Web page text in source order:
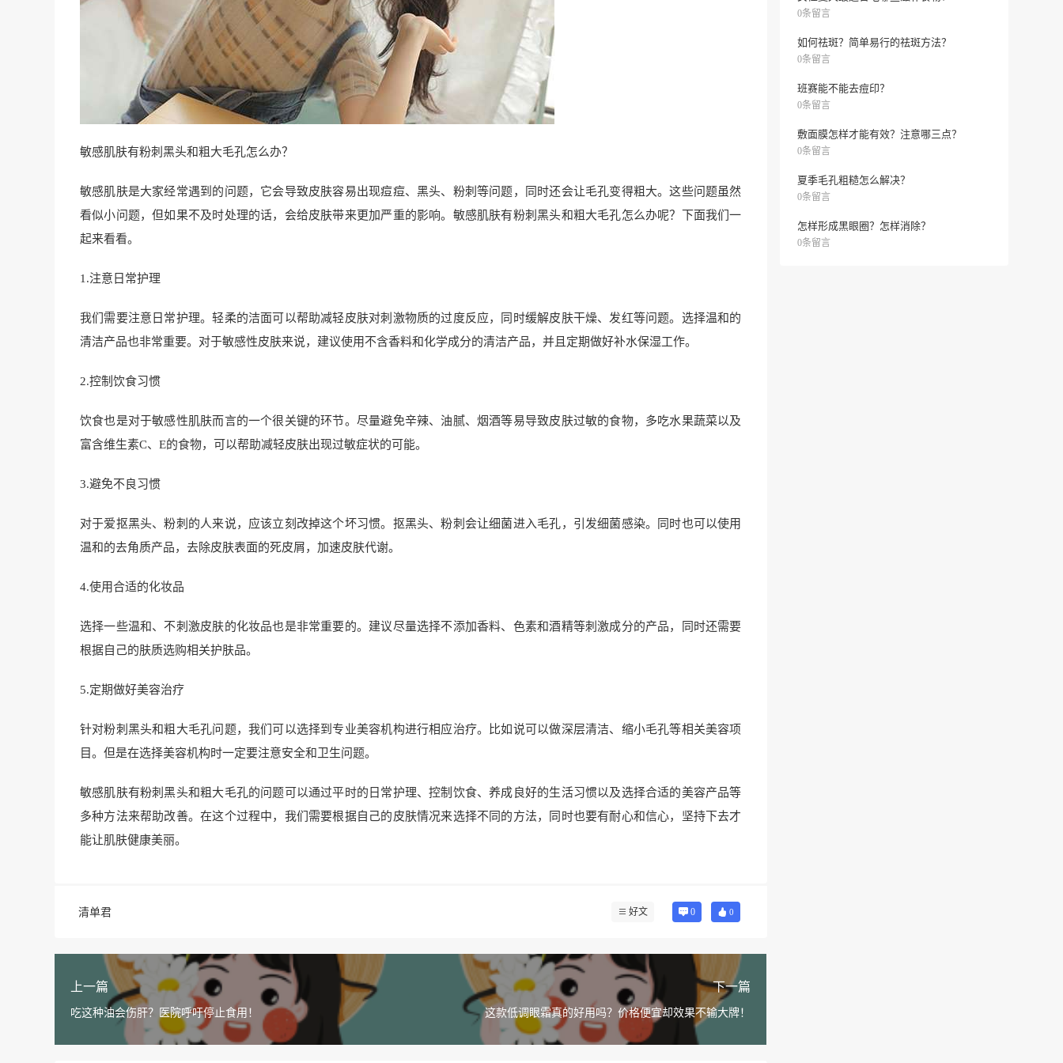
敏感肌肤有粉刺黑头和粗大毛孔怎么办？
敏感肌肤是大家经常遇到的问题，它会导致皮肤容易出现痘痘、黑头、粉刺等问题，同时还会让毛孔变得粗大。这些问题虽然
看似小问题，但如果不及时处理的话，会给皮肤带来更加严重的影响。敏感肌肤有粉刺黑头和粗大毛孔怎么办呢？下面我们一
起来看看。
1.注意日常护理
我们需要注意日常护理。轻柔的洁面可以帮助减轻皮肤对刺激物质的过度反应，同时缓解皮肤干燥、发红等问题。选择温和的
清洁产品也非常重要。对于敏感性皮肤来说，建议使用不含香料和化学成分的清洁产品，并且定期做好补水保湿工作。
2.控制饮食习惯
饮食也是对于敏感性肌肤而言的一个很关键的环节。尽量避免辛辣、油腻、烟酒等易导致皮肤过敏的食物，多吃水果蔬菜以及
富含维生素C、E的食物，可以帮助减轻皮肤出现过敏症状的可能。
3.避免不良习惯
对于爱抠黑头、粉刺的人来说，应该立刻改掉这个坏习惯。抠黑头、粉刺会让细菌进入毛孔，引发细菌感染。同时也可以使用
温和的去角质产品，去除皮肤表面的死皮屑，加速皮肤代谢。
4.使用合适的化妆品
选择一些温和、不刺激皮肤的化妆品也是非常重要的。建议尽量选择不添加香料、色素和酒精等刺激成分的产品，同时还需要
根据自己的肤质选购相关护肤品。
5.定期做好美容治疗
针对粉刺黑头和粗大毛孔问题，我们可以选择到专业美容机构进行相应治疗。比如说可以做深层清洁、缩小毛孔等相关美容项
目。但是在选择美容机构时一定要注意安全和卫生问题。
敏感肌肤有粉刺黑头和粗大毛孔的问题可以通过平时的日常护理、控制饮食、养成良好的生活习惯以及选择合适的美容产品等
多种方法来帮助改善。在这个过程中，我们需要根据自己的皮肤情况来选择不同的方法，同时也要有耐心和信心，坚持下去才
能让肌肤健康美丽。
清单君 好文 0 0
上一篇
吃这种油会伤肝？医院呼吁停止食用！
下一篇
这款低调眼霜真的好用吗？价格便宜却效果不输大牌！
0条留言
如何祛斑？简单易行的祛斑方法？
0条留言
班赛能不能去痘印？
0条留言
敷面膜怎样才能有效？注意哪三点？
0条留言
夏季毛孔粗糙怎么解决？
0条留言
怎样形成黑眼圈？怎样消除？
0条留言